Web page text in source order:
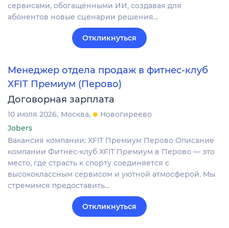
сервисами, обогащёнными ИИ, создавая для
абонентов новые сценарии решения…
Откликнуться
Менеджер отдела продаж в фитнес-клуб
XFIT Премиум (Перово)
Договорная зарплата
10 июля 2026 Москва
Новогиреево
Jobers
Вакансия компании: XFIT Премиум Перово Описание
компании Фитнес-клуб XFIT Премиум в Перово — это
место, где страсть к спорту соединяется с
высококлассным сервисом и уютной атмосферой. Мы
стремимся предоставить…
Откликнуться